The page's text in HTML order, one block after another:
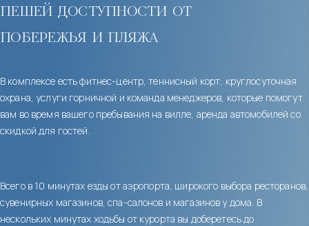
пешей доступности от
побережья и пляжа
В комплексе есть фитнес-центр, теннисный корт, круглосуточная
охрана, услуги горничной и команда менеджеров, которые помогут
вам во время вашего пребывания на вилле, аренда автомобилей со
скидкой для гостей.
Всего в 10 минутах езды от аэропорта, широкого выбора ресторанов,
сувенирных магазинов, спа-салонов и магазинов у дома. В
нескольких минутах ходьбы от курорта вы доберетесь до